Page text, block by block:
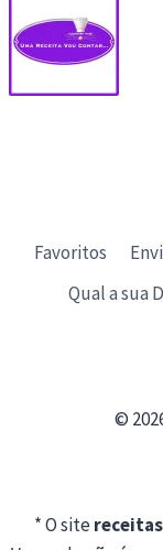
Favoritos
Qual a sua
©
* O site